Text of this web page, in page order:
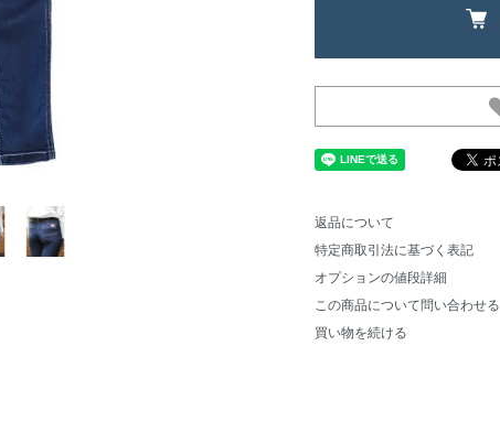
返品について
特定商取引法に基づく表記
オプションの値段詳細
この商品について問い合わせる
買い物を続ける